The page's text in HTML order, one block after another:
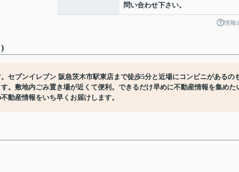
問い合わせ下さい。
情報
セブンイレブン 阪急茨木市駅東店まで徒歩5分と近場にコンビニがあるの
。敷地内ごみ置き場が近くて便利。できるだけ早めに不動産情報を集めた
動産情報をいち早くお届けします。